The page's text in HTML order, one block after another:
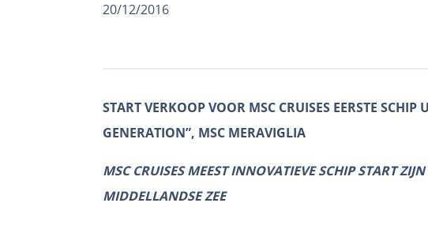
20/12/2016
START VERKOOP VOOR MSC CRUISES EERSTE SCHIP
GENERATION”, MSC MERAVIGLIA
MSC CRUISES MEEST INNOVATIEVE SCHIP START
MIDDELLANDSE ZEE